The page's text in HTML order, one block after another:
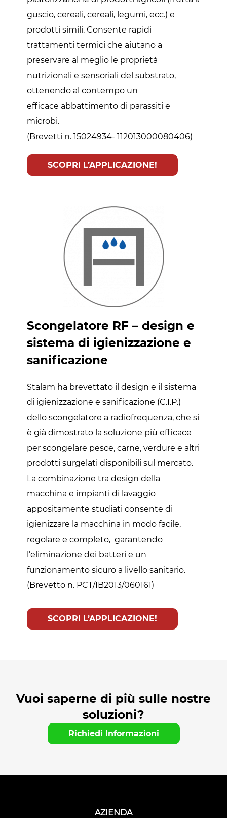
guscio, cereali, cereali, legumi, ecc.) e
prodotti simili. Consente rapidi
trattamenti termici che aiutano a
preservare al meglio le proprietà
nutrizionali e sensoriali del substrato,
ottenendo al contempo un
efficace abbattimento di parassiti e
microbi.
(Brevetti n. 15024934- 112013000080406)
SCOPRI L’APPLICAZIONE!
Scongelatore RF – design e
sistema di igienizzazione e
sanificazione
Stalam ha brevettato il design e il sistema
di igienizzazione e sanificazione (C.I.P.)
dello scongelatore a radiofrequenza, che si
è già dimostrato la soluzione più efficace
per scongelare pesce, carne, verdure e altri
prodotti surgelati disponibili sul mercato.
La combinazione tra design della
macchina e impianti di lavaggio
appositamente studiati consente di
igienizzare la macchina in modo facile,
regolare e completo, garantendo
l’eliminazione dei batteri e un
funzionamento sicuro a livello sanitario.
(Brevetto n. PCT/IB2013/060161)
SCOPRI L’APPLICAZIONE!
Vuoi saperne di più sulle nostre
soluzioni?
Richiedi Informazioni
AZIENDA